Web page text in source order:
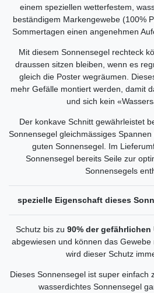
einem speziellen wetterfestem,
beständigem Markengewebe (100%
Sommertagen einen angenehmen
Mit diesem Sonnensegel rechteck
draussen sitzen bleiben, wenn es
gleich die Poster wegräumen.
mehr Gefälle montiert werden, damit
und sich kein
Der konkave Schnitt gewährleistet
Sonnensegel gleichmässiges
guten Sonnensegel. Im
Sonnensegel bereits Seile zur
Sonnensegels
spezielle Eigenschaft dieses
Schutz bis zu 90% der gefährlichen
abgewiesen und können das
wird dieser Schutz
Dieses Sonnensegel ist super einfach
wasserdichtes Sonnensegel